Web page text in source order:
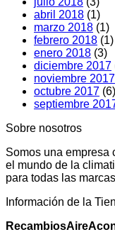
abril 2018 (1)
marzo 2018 (1)
febrero 2018 (1)
enero 2018 (3)
diciembre 2017
noviembre 2017
octubre 2017 (6)
septiembre
Sobre nosotros
Somos una empresa
el mundo de la
para todas las
Información de la